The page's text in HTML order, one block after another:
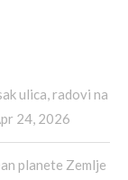
ulica, radovi na
24, 2026
planete Zemlje